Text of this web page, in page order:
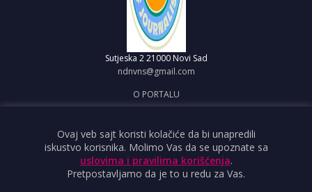
Sutjeska 2 21000 Novi Sad
ndnvns@gmail.com
O PORTALU
OBJAVI VEST
USLOVI KORIŠĆENJA
Ovaj veb sajt koristi kolačiće da bi unapredili
iskustvo korisnika. Molimo Vas da se upoznate sa
uslovima i pravilima korišćenja.
Pretpostavljamo da je to u redu za Vas.